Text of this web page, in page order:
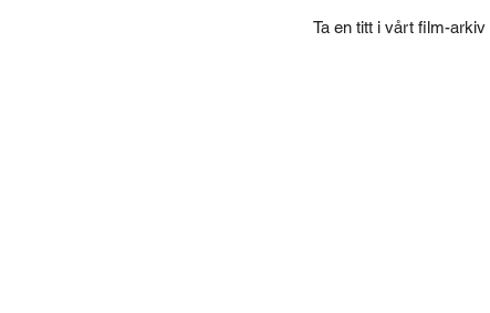
Ta en titt i vårt film-arkiv